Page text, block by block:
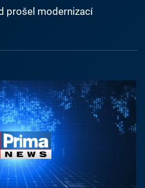
prošel modernizací